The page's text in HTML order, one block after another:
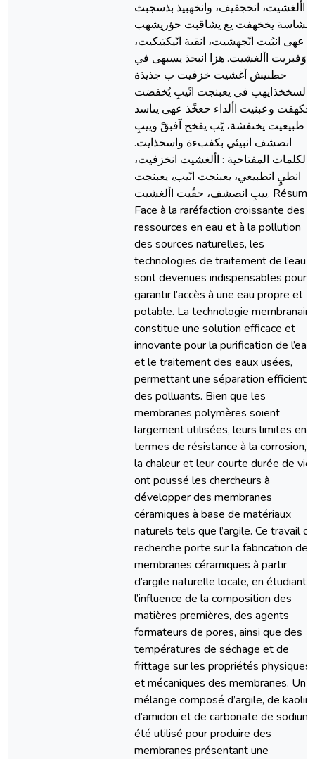
األغشيت، انخجفيف، وانخهبيذ بذسجبث
حشاسة يخخهفت يع يشاقبت حؤريشهب
عهى انبُيت انًجهشيت، انقىة انًيكبَيكيت،
وَفبريت األغشيت. هزا انبحذ يسبهى في
حطىيش أغشيت خزفيت ب جذيذة
السخخذايهب في يعبنجت انًيبِ يُخفضت
وعبنيت األداء حعخًذ عهى يىاسد
طبيعيت يخىفشة، يًب يفخح آفبقً وييبِ
انصشف انبيئي بكفبءة واسخذايت.
الكلمات المفتاحية : األغشيت انخزفيت،
انطيٍ انطبيعي، يعبنجت انًيب،ِ يعبنجت
ييبِ انصشف، حقُيت األغشيت. Résumé :
Face à la raréfaction croissante des
ressources en eau et à la pollution
des sources naturelles, les
technologies de traitement de l’eau
sont devenues indispensables pour
garantir l’accès à une eau propre et
potable. La technologie membranaire
constitue une solution efficace et
innovante pour la purification de l’eau
et le traitement des eaux usées,
permettant une séparation efficiente
des polluants. Bien que les
membranes polymères soient
largement utilisées, leurs limites en
termes de résistance à la corrosion, à
la chaleur et leur courte durée de vie
ont poussé les chercheurs à
développer des membranes
céramiques à base de matériaux
naturels tels que l’argile. Ce travail de
recherche porte sur la fabrication de
membranes céramiques à partir
d’argile naturelle locale, en étudiant
l’influence de la composition des
matières premières, des agents
formateurs de pores, ainsi que des
températures de séchage et de
frittage sur les propriétés physiques
et mécaniques des membranes. Un
mélange composé d’argile, de kaolin,
d’amidon et de carbonate de sodium
été utilisé pour produire des
membranes présentant une